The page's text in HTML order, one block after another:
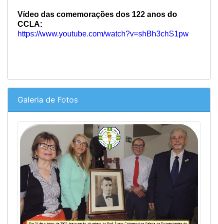
Vídeo das comemorações dos 122 anos do
CCLA:
https://www.youtube.com/watch?v=shBh3chS1pw
Galeria de Fotos